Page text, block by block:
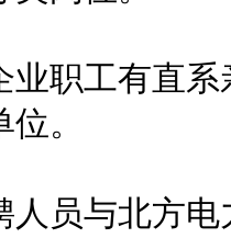
工有直系
。
与北方电